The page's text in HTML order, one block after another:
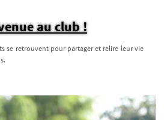
au club !
se retrouvent pour partager et relire leur vie